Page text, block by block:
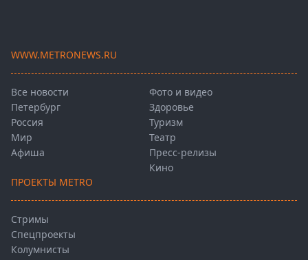
WWW.METRONEWS.RU
Все новости
Петербург
Россия
Мир
Афиша
Фото и видео
Здоровье
Туризм
Театр
Пресс-релизы
Кино
ПРОЕКТЫ METRO
Стримы
Спецпроекты
Колумнисты